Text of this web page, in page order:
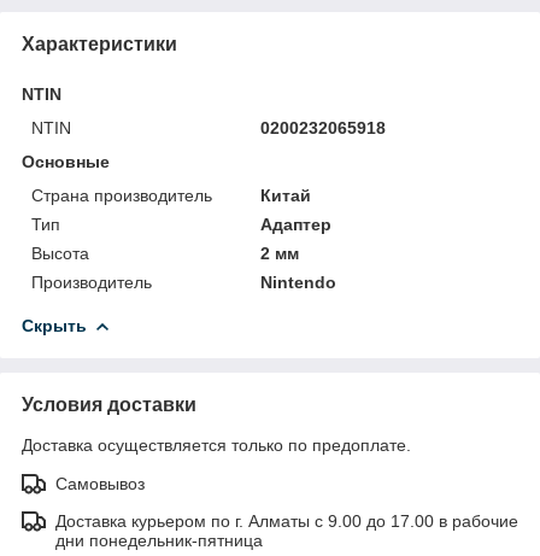
Характеристики
NTIN
NTIN
0200232065918
Основные
Страна производитель
Китай
Тип
Адаптер
Высота
2 мм
Производитель
Nintendo
Скрыть
Условия доставки
Доставка осуществляется только по предоплате.
Самовывоз
Доставка курьером по г. Алматы с 9.00 до 17.00 в рабочие
дни понедельник-пятница